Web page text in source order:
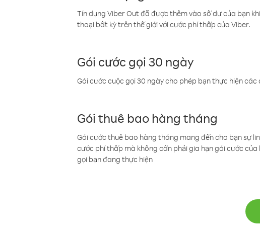
Tín dụng Viber Out đã được thêm vào số dư của bạn
thoại bất kỳ trên thế giới với cước phí thấp của Viber.
Gói cước gọi 30 ngày
Gói cước cuộc gọi 30 ngày cho phép bạn thực hiện
Gói thuê bao hàng tháng
Gói cước thuê bao hàng tháng mang đến cho bạn sự
cước phí thấp mà không cần phải gia hạn gói cước
gọi bạn đang thực hiện